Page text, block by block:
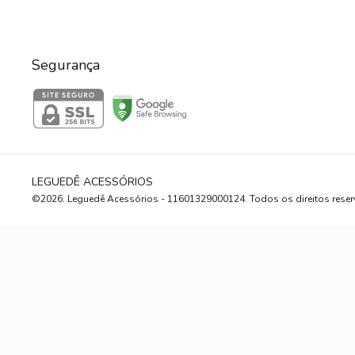
Segurança
LEGUEDÊ ACESSÓRIOS
©2026. Leguedê Acessórios - 11601329000124. Todos os direitos